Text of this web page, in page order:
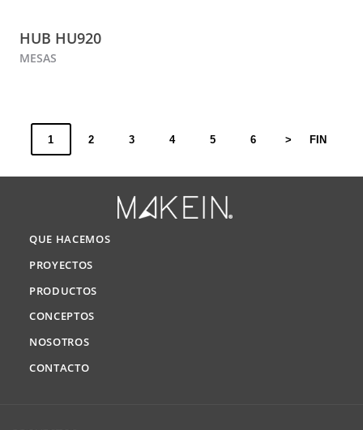
HUB HU920
MESAS
1 2 3 4 5 6 > FIN
QUE HACEMOS
PROYECTOS
PRODUCTOS
CONCEPTOS
NOSOTROS
CONTACTO